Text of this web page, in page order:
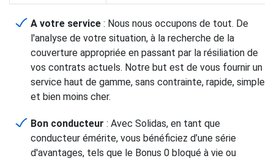
A votre service : Nous nous occupons de tout. De
l'analyse de votre situation, à la recherche de la
couverture appropriée en passant par la résiliation de
vos contrats actuels. Notre but est de vous fournir un
service haut de gamme, sans contrainte, rapide, simple
et bien moins cher.
Bon conducteur : Avec Solidas, en tant que
conducteur émérite, vous bénéficiez d’une série
d'avantages, tels que le Bonus 0 bloqué à vie ou